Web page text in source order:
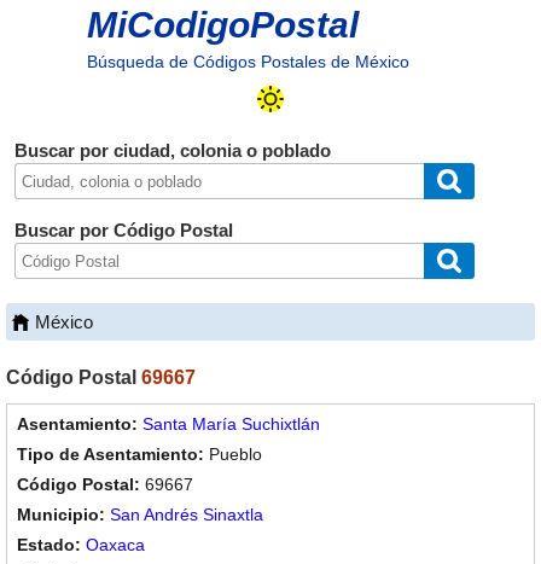
MiCodigoPostal
Búsqueda de Códigos Postales de México
Buscar por ciudad, colonia o poblado
Buscar por Código Postal
México
Código Postal 69667
Santa María Suchixtlán
Pueblo
69667
San Andrés Sinaxtla
Oaxaca